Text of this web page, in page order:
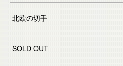
北欧の切手
SOLD OUT